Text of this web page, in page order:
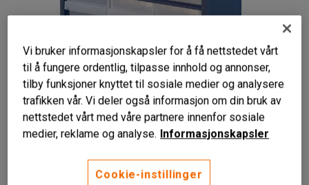
Vi bruker informasjonskapsler for å få nettstedet vårt
til å fungere ordentlig, tilpasse innhold og annonser,
tilby funksjoner knyttet til sosiale medier og analysere
trafikken vår. Vi deler også informasjon om din bruk av
nettstedet vårt med våre partnere innenfor sosiale
medier, reklame og analyse. Informasjonskapsler
Cookie-instillinger